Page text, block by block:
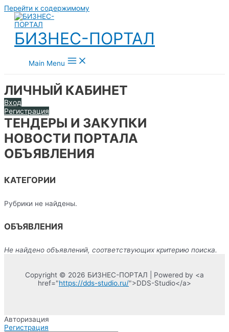
Перейти к содержимому
БИЗНЕС-ПОРТАЛ
Main Menu
ЛИЧНЫЙ КАБИНЕТ
Вход
Регистрация
ТЕНДЕРЫ И ЗАКУПКИ
НОВОСТИ ПОРТАЛА
ОБЪЯВЛЕНИЯ
КАТЕГОРИИ
Рубрики не найдены.
ОБЪЯВЛЕНИЯ
Не найдено объявлений, соответствующих критерию поиска.
Copyright © 2026 БИЗНЕС-ПОРТАЛ | Powered by <a
href="https://dds-studio.ru/">DDS-Studio</a>
Авторизация
Регистрация